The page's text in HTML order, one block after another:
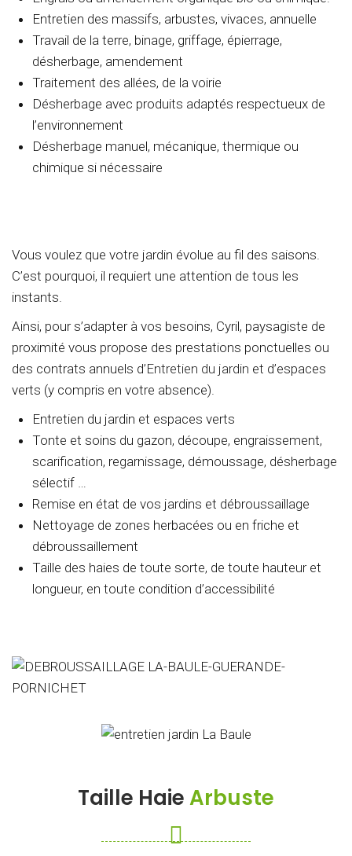
Entretien des massifs, arbustes, vivaces, annuelle
Travail de la terre, binage, griffage, épierrage,
désherbage, amendement
Traitement des allées, de la voirie
Désherbage avec produits adaptés respectueux de
l’environnement
Désherbage manuel, mécanique, thermique ou
chimique si nécessaire
Vous voulez que votre jardin évolue au fil des saisons.
C’est pourquoi, il requiert une attention de tous les
instants.
Ainsi, pour s’adapter à vos besoins, Cyril, paysagiste de
proximité vous propose des prestations ponctuelles ou
des contrats annuels d’Entretien du jardin et d’espaces
verts (y compris en votre absence).
Entretien du jardin et espaces verts
Tonte et soins du gazon, découpe, engraissement,
scarification, regarnissage, démoussage, désherbage
sélectif …
Remise en état de vos jardins et débroussaillage
Nettoyage de zones herbacées ou en friche et
débroussaillement
Taille des haies de toute sorte, de toute hauteur et
longueur, en toute condition d’accessibilité
Taille HaieArbuste